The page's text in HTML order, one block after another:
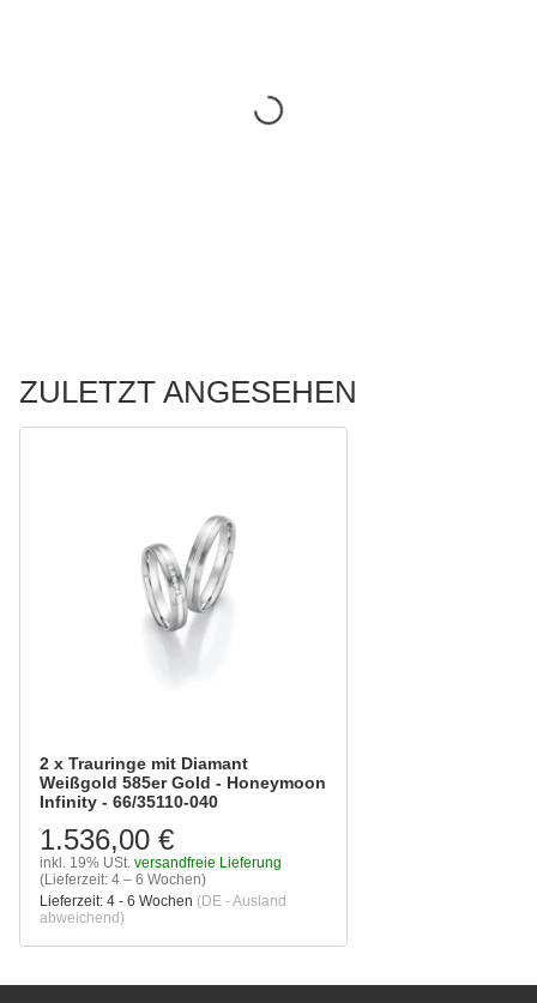
ZULETZT ANGESEHEN
2 x Trauringe mit Diamant
Weißgold 585er Gold - Honeymoon
Infinity - 66/35110-040
1.536,00 €
inkl. 19% USt. versandfreie Lieferung
(Lieferzeit: 4 – 6 Wochen)
Lieferzeit: 4 - 6 Wochen (DE - Ausland
abweichend)